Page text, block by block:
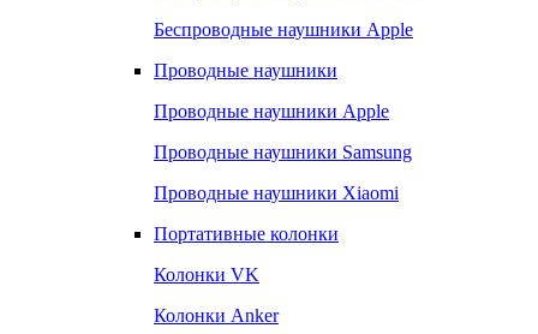
Беспроводные наушники Apple
Проводные наушники
Проводные наушники Apple
Проводные наушники Samsung
Проводные наушники Xiaomi
Портативные колонки
Колонки VK
Колонки Anker